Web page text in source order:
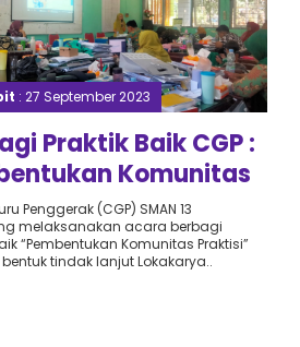
: 27 September 2023
Praktik Baik CGP :
Komunitas
SMAN 13
Penggerak (CGP) SMAN 13
melaksanakan acara berbagi
“Pembentukan Komunitas Praktisi”
tindak lanjut Lokakarya..